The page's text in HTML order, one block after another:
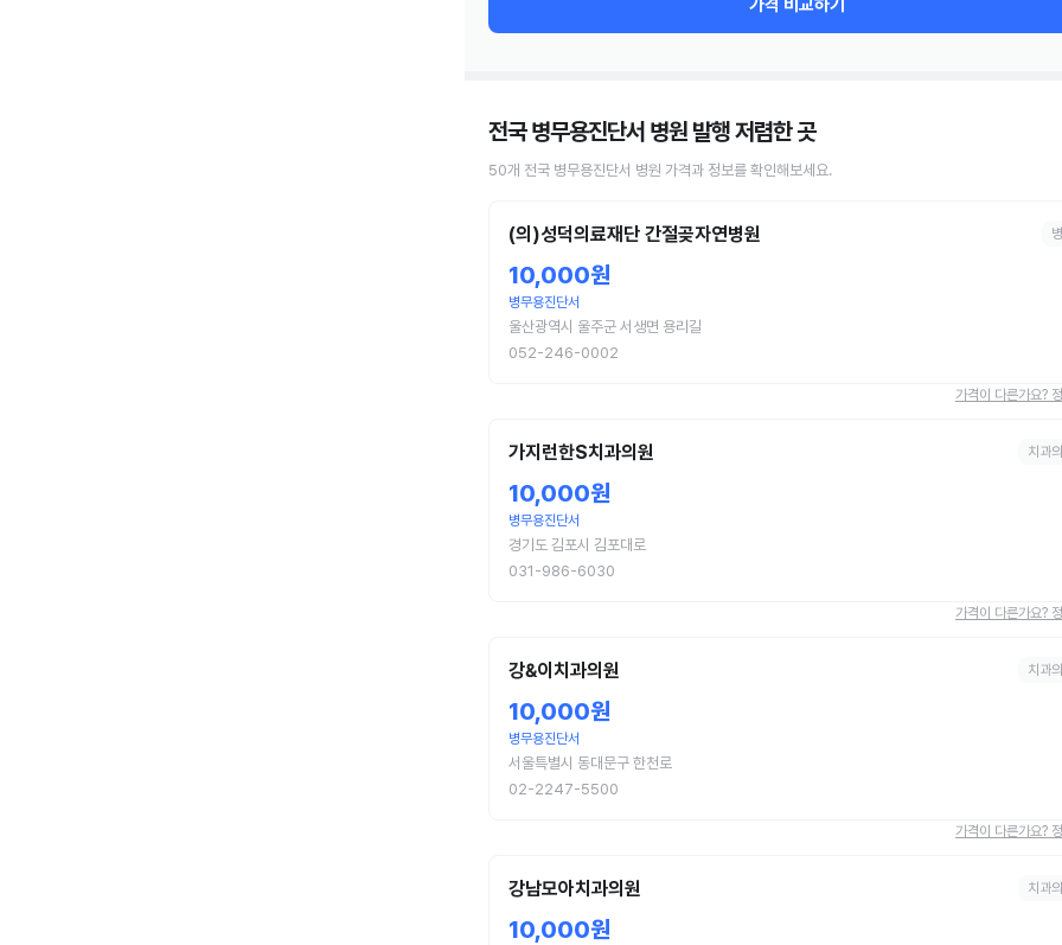
전국 병무용진단서 병원 발행저렴한 곳
50개 전국 병무용진단서 병원 가격과 정보를 확인해보세요.
(의)성덕의료재단 간절곶자연병원
10,000원
병무용진단서
울산광역시 울주군 서생면 용리길
052-246-0002
가격이 다른가요?
가지런한S치과의원 치과
10,000원
병무용진단서
경기도 김포시 김포대로
031-986-6030
가격이 다른가요?
강&이치과의원 치과
10,000원
병무용진단서
서울특별시 동대문구 한천로
02-2247-5500
가격이 다른가요?
강남모아치과의원 치과
10,000원